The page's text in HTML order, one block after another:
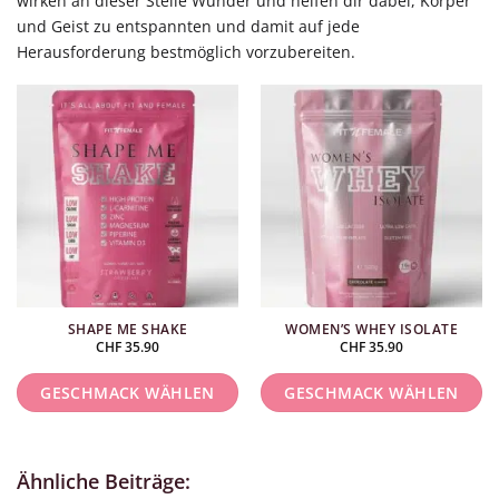
und Geist zu entspannten und damit auf jede
Herausforderung bestmöglich vorzubereiten.
SHAPE ME SHAKE
CHF35.90
GESCHMACK WÄHLEN
weist
WOMEN’S WHEY ISOLATE
CHF35.90
GESCHMACK WÄHLEN
Ähnliche Beiträge: